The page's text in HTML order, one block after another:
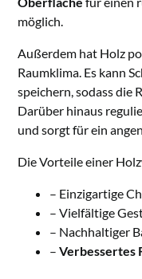
möglich.
Außerdem hat Holz
Raumklima. Es kann
speichern, sodass die
Darüber hinaus
und sorgt für ein
Die Vorteile einer
– Einzigartige
– Vielfältige
– Nachhaltiger
–Verbessertes